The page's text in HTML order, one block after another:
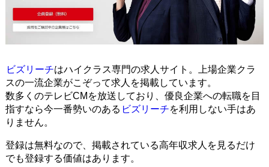
ビズリーチはハイクラス専門の求人サイト。上場企業クラ
スの一流企業がこぞって求人を掲載しています。
数多くのテレビCMを放送しており、優良企業への転職を目
指すなら今一番勢いのある ビズリーチを利用しない手はあ
りません。
登録は無料なので、掲載されている高年収求人を見るだけ
でも登録する価値はあります。